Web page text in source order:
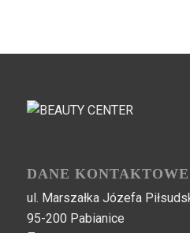
DANE KONTAKTOWE
ul. Marszałka Józefa
95-200 Pabianice